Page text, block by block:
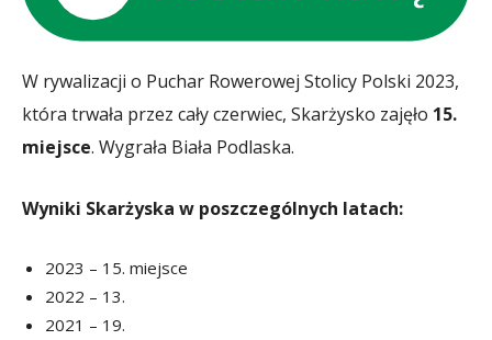
W rywalizacji o Puchar Rowerowej Stolicy Polski 2023,
która trwała przez cały czerwiec, Skarżysko zajęło 15.
miejsce. Wygrała Biała Podlaska.
Wyniki Skarżyska w poszczególnych latach:
2023 – 15. miejsce
2022 – 13.
2021 – 19.